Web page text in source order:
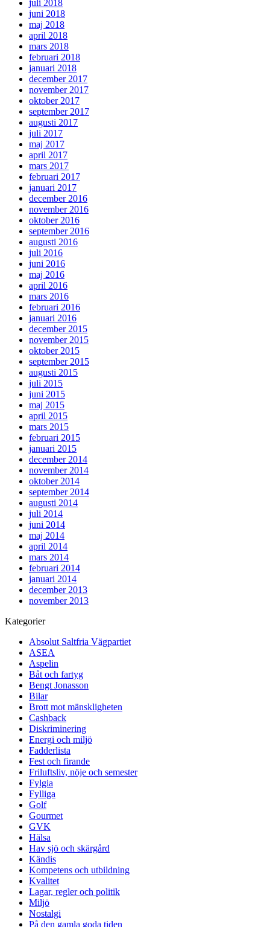
juli 2018
juni 2018
maj 2018
april 2018
mars 2018
februari 2018
januari 2018
december 2017
november 2017
oktober 2017
september 2017
augusti 2017
juli 2017
maj 2017
april 2017
mars 2017
februari 2017
januari 2017
december 2016
november 2016
oktober 2016
september 2016
augusti 2016
juli 2016
juni 2016
maj 2016
april 2016
mars 2016
februari 2016
januari 2016
december 2015
november 2015
oktober 2015
september 2015
augusti 2015
juli 2015
juni 2015
maj 2015
april 2015
mars 2015
februari 2015
januari 2015
december 2014
november 2014
oktober 2014
september 2014
augusti 2014
juli 2014
juni 2014
maj 2014
april 2014
mars 2014
februari 2014
januari 2014
december 2013
november 2013
Kategorier
Absolut Saltfria Vägpartiet
ASEA
Aspelin
Båt och fartyg
Bengt Jonasson
Bilar
Brott mot mänskligheten
Cashback
Diskriminering
Energi och miljö
Fadderlista
Fest och firande
Friluftsliv, nöje och semester
Fylgia
Fylliga
Golf
Gourmet
GVK
Hälsa
Hav sjö och skärgård
Kändis
Kompetens och utbildning
Kvalitet
Lagar, regler och politik
Miljö
Nostalgi
På den gamla goda tiden